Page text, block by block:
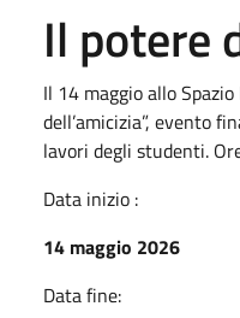
Il potere
Il 14 maggio allo
dell’amicizia”, evento
lavori degli studenti.
Data inizio :
14 maggio 2026
Data fine: